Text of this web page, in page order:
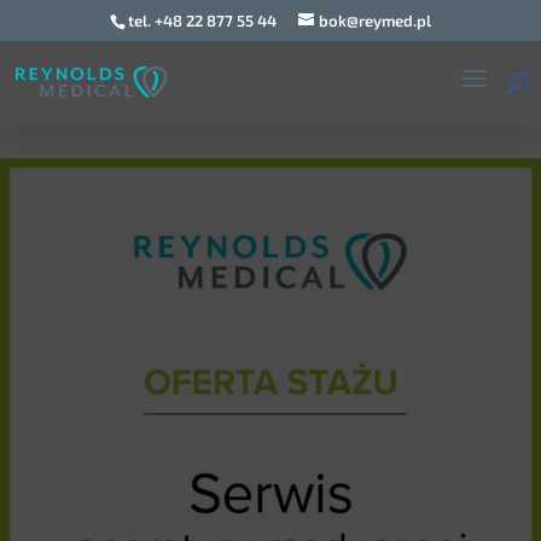
tel. +48 22 877 55 44 bok@reymed.pl